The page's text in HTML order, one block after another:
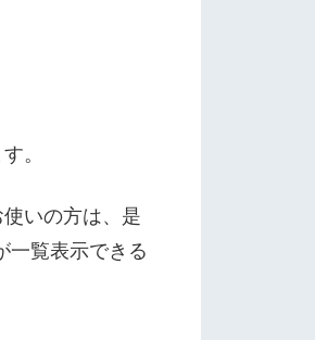
。
いの方は、是
一覧表示できる